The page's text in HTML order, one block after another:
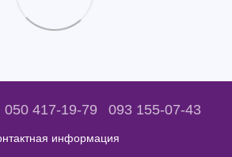
050 417-19-79 093 155-07-43
информация